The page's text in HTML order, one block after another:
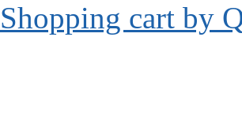
Shopping cart by